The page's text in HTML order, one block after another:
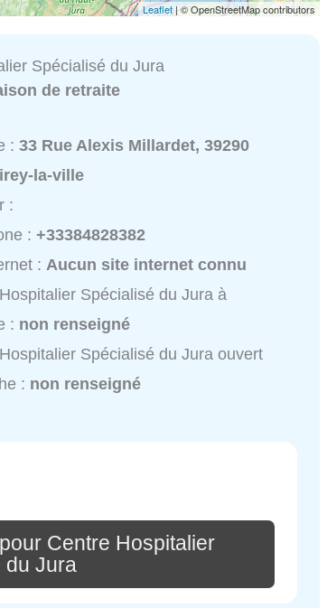
Leaflet| © OpenStreetMap contributors
Spécialisé du Jura
de retraite
:33 Rue Alexis Millardet, 39290
la-ville
:
:+33384828382
:Aucun site internet connu
Spécialisé du Jura à
: non renseigné
Spécialisé du Jura ouvert
: non renseigné
Centre Hospitalier
du Jura